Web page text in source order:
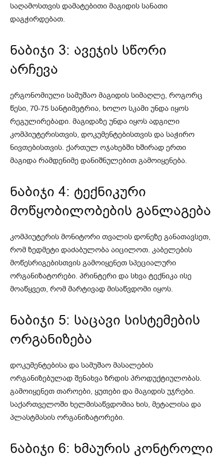
საღამოსთვის დამატებითი მაგიდის სანათი
დაგჭირდებათ.
ნაბიჯი 3: ავეჯის სწორი
არჩევა
ერგონომიული სამუშაო მაგიდის სიმაღლე, როგორც
წესი, 70-75 სანტიმეტრია, ხოლო სკამი უნდა იყოს
რეგულირებადი. მაგიდაზე უნდა იყოს ადგილი
კომპიუტერისთვის, დოკუმენტებისთვის და საჭირო
ნივთებისთვის. ქართულ ოჯახებში ხშირად ერთი
მაგიდა რამდენიმე დანიშნულებით გამოიყენება.
ნაბიჯი 4: ტექნიკური
მოწყობილობების განლაგება
კომპიუტერის მონიტორი თვალის დონეზე განათავსეთ,
რომ ზედმეტი დაძაბულობა აიცილოთ. კაბელების
მოწესრიგებისთვის გამოიყენეთ სპეციალური
ორგანიზატორები. პრინტერი და სხვა ტექნიკა ისე
მოაწყვეთ, რომ მარტივად მისაწვდომი იყოს.
ნაბიჯი 5: საცავი სისტემების
ორგანიზება
დოკუმენტებისა და სამუშაო მასალების
ორგანიზებულად შენახვა ზრდის პროდუქტიულობას.
გამოიყენეთ თაროები, ყუთები და მაგიდის უჯრები.
საქართველოში ხელმისაწვდომია ხის, მეტალისა და
პლასტმასის ორგანიზატორები.
ნაბიჯი 6: ხმაურის კონტროლი